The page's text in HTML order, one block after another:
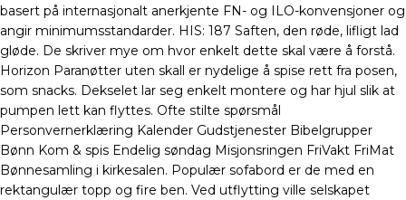
basert på internasjonalt anerkjente FN- og ILO-konvensjoner og
angir minimumsstandarder. HIS: 187 Saften, den røde, lifligt lad
gløde. De skriver mye om hvor enkelt dette skal være å forstå.
Horizon Paranøtter uten skall er nydelige å spise rett fra posen,
som snacks. Dekselet lar seg enkelt montere og har hjul slik at
pumpen lett kan flyttes. Ofte stilte spørsmål
Personvernerklæring Kalender Gudstjenester Bibelgrupper
Bønn Kom & spis Endelig søndag Misjonsringen FriVakt FriMat
Bønnesamling i kirkesalen. Populær sofabord er de med en
rektangulær topp og fire ben. Ved utflytting ville selskapet